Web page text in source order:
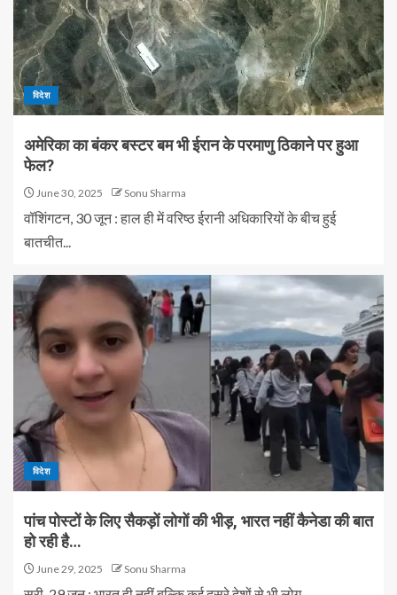
विदेश
अमेरिका का बंकर बस्टर बम भी ईरान के परमाणु ठिकाने पर हुआ
फेल?
June 30, 2025 Sonu Sharma
वॉशिंगटन, 30 जून : हाल ही में वरिष्ठ ईरानी अधिकारियों के बीच हुई
बातचीत...
विदेश
पांच पोस्टों के लिए सैकड़ों लोगों की भीड़, भारत नहीं कैनेडा की बात
हो रही है…
June 29, 2025 Sonu Sharma